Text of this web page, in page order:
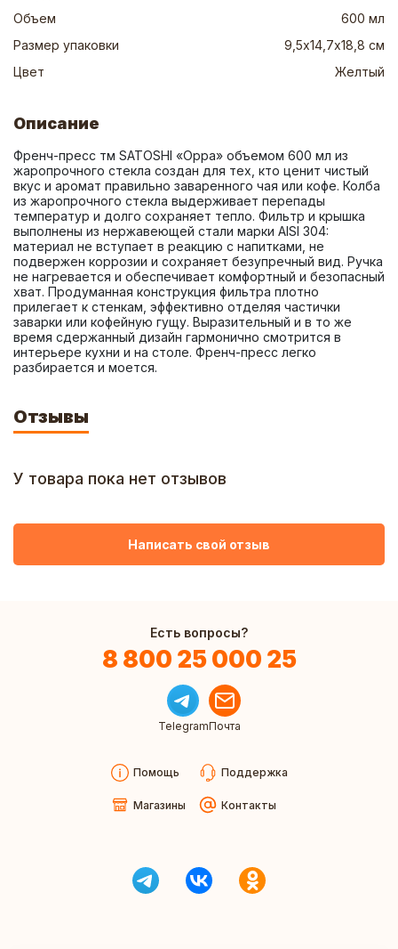
Объем
600 мл
Размер упаковки
9,5х14,7х18,8 см
Цвет
Желтый
Описание
Френч-пресс тм SATOSHI «Орра» объемом 600 мл из
жаропрочного стекла создан для тех, кто ценит чистый
вкус и аромат правильно заваренного чая или кофе. Колба
из жаропрочного стекла выдерживает перепады
температур и долго сохраняет тепло. Фильтр и крышка
выполнены из нержавеющей стали марки AISI 304:
материал не вступает в реакцию с напитками, не
подвержен коррозии и сохраняет безупречный вид. Ручка
не нагревается и обеспечивает комфортный и безопасный
хват. Продуманная конструкция фильтра плотно
прилегает к стенкам, эффективно отделяя частички
заварки или кофейную гущу. Выразительный и в то же
время сдержанный дизайн гармонично смотрится в
интерьере кухни и на столе. Френч-пресс легко
разбирается и моется.
Отзывы
У товара пока нет отзывов
Написать свой отзыв
Есть вопросы?
8 800 25 000 25
TelegramПочта
Помощь Поддержка
Магазины Контакты